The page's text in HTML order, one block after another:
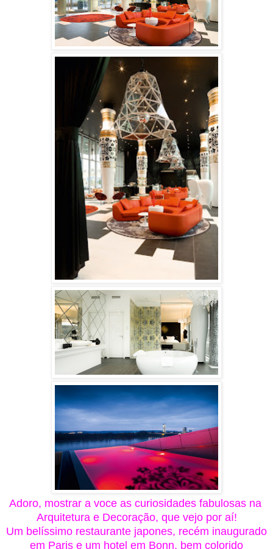
Adoro, mostrar a voce as curiosidades fabulosas na
Arquitetura e Decoração, que vejo por aí!
Um belíssimo restaurante japones, recém inaugurado
em Paris e um hotel em Bonn, bem colorido